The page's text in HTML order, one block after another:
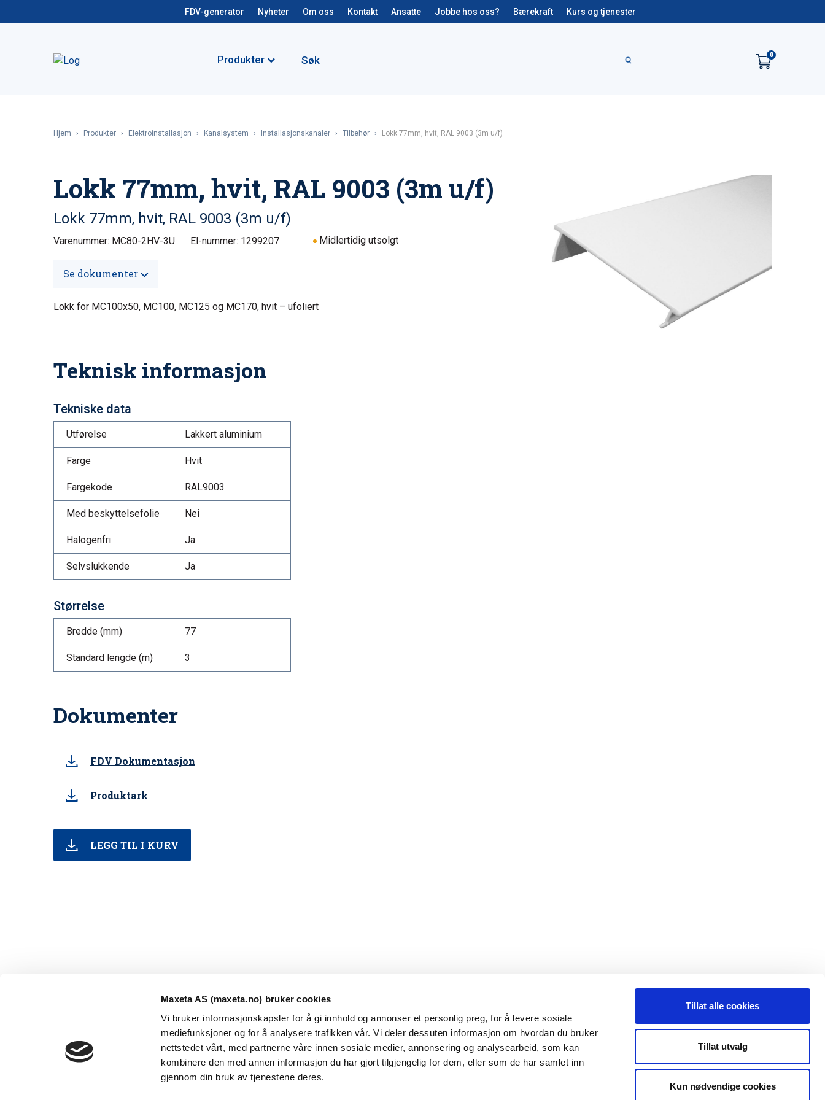
Maxeta AS (maxeta.no) bruker cookies
Vi bruker informasjonskapsler for å gi innhold og annonser et personlig preg, for å levere sosiale
mediefunksjoner og for å analysere trafikken vår. Vi deler dessuten informasjon om hvordan du bruker
nettstedet vårt, med partnerne våre innen sosiale medier, annonsering og analysearbeid, som kan
kombinere den med annen informasjon du har gjort tilgjengelig for dem, eller som de har samlet inn
gjennom din bruk av tjenestene deres.
Tillat alle cookies
Tillat utvalg
Kun nødvendige cookies
FDV-generator Nyheter Om oss Kontakt Ansatte Jobbe hos oss? Bærekraft Kurs og tjenester
Produkter 0
Hjem › Produkter › Elektroinstallasjon › Kanalsystem › Installasjonskanaler › Tilbehør › Lokk 77mm, hvit, RAL 9003 (3m u/f)
Lokk 77mm, hvit, RAL 9003 (3m u/f)
Lokk 77mm, hvit, RAL 9003 (3m u/f)
Varenummer: MC80-2HV-3U El-nummer: 1299207 Midlertidig utsolgt
Se dokumenter
Lokk for MC100x50, MC100, MC125 og MC170, hvit – ufoliert
Teknisk informasjon
Tekniske data
Utførelse Lakkert aluminium
Farge Hvit
Fargekode RAL9003
Med beskyttelsefolie Nei
Halogenfri Ja
Selvslukkende Ja
Størrelse
Bredde (mm) 77
Standard lengde (m) 3
Dokumenter
FDV Dokumentasjon
Produktark
LEGG TIL I KURV
Maxeta AS har forsynt Norge med elektro-tekniske
Hovedkontor
Maxeta AS
Kontakt oss
Telefon:+47 35 91 40 00
Leveranseområder
Elektroinstallasjon
Elforsyning